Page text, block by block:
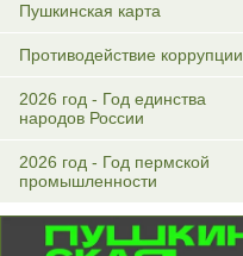
Пушкинская карта
Противодействие коррупции
2026 год - Год единства
народов России
2026 год - Год пермской
промышленности